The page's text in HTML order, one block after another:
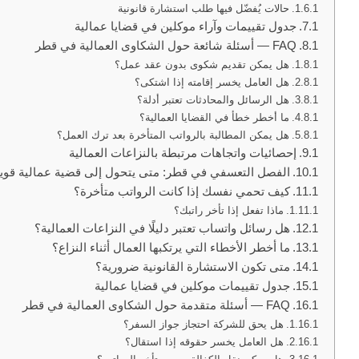
حالات يُفضّل فيها طلب استشارة قانونية
جدول تقييمات وآراء موكلين في قضايا عمالية
FAQ — أسئلة شائعة حول الشكاوى العمالية في قطر
هل يمكن تقديم شكوى بدون عقد عمل؟
هل العامل يخسر إقامته إذا اشتكى؟
هل الرسائل والمحادثات تعتبر أدلة؟
ما أخطر خطأ في القضايا العمالية؟
هل يمكن المطالبة بالرواتب المتأخرة بعد ترك العمل؟
إحصائيات واتجاهات مرتبطة بالنزاعات العمالية
الفصل التعسفي في قطر: متى يتحول إلى قضية عمالية
كيف تحمي نفسك إذا كانت الرواتب متأخرة؟
ماذا تفعل إذا تأخر راتبك؟
هل رسائل واتساب تعتبر دليلًا في النزاعات العمالية؟
ما أخطر الأخطاء التي يرتكبها العمال أثناء النزاع؟
متى تكون الاستشارة القانونية ضرورية؟
جدول تقييمات موكلين في قضايا عمالية
FAQ — أسئلة متقدمة حول الشكاوى العمالية في قطر
هل يحق للشركة احتجاز جواز السفر؟
هل العامل يخسر حقوقه إذا استقال؟